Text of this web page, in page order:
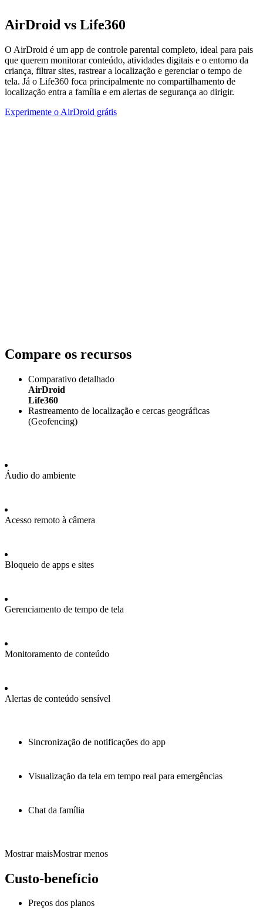
AirDroid vs Life360
O AirDroid é um app de controle parental completo, ideal para pais
que querem monitorar conteúdo, atividades digitais e o entorno da
criança, filtrar sites, rastrear a localização e gerenciar o tempo de
tela. Já o Life360 foca principalmente no compartilhamento de
localização entra a família e em alertas de segurança ao dirigir.
Experimente o AirDroid grátis
Compare os recursos
Comparativo detalhado
AirDroid
Life360
Rastreamento de localização e cercas geográficas
(Geofencing)
Áudio do ambiente
Acesso remoto à câmera
Bloqueio de apps e sites
Gerenciamento de tempo de tela
Monitoramento de conteúdo
Alertas de conteúdo sensível
Sincronização de notificações do app
Visualização da tela em tempo real para emergências
Chat da família
Mostrar maisMostrar menos
Custo-benefício
Preços dos planos